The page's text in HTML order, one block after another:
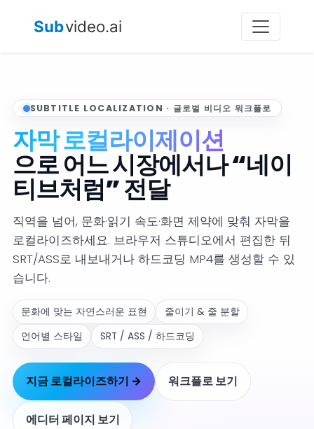
Subvideo.ai
SUBTITLE LOCALIZATION · 글로벌 비디오 워크플로
자막 로컬라이제이션
으로 어느 시장에서나 “네이
티브처럼” 전달
직역을 넘어, 문화·읽기 속도·화면 제약에 맞춰 자막을
로컬라이즈하세요. 브라우저 스튜디오에서 편집한 뒤
SRT/ASS로 내보내거나 하드코딩 MP4를 생성할 수 있
습니다.
문화에 맞는 자연스러운 표현
줄이기 & 줄 분할
언어별 스타일
SRT / ASS / 하드코딩
지금 로컬라이즈하기 → 워크플로 보기
에디터 페이지 보기